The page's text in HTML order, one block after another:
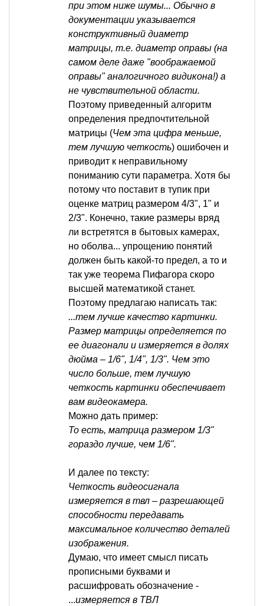
при этом ниже шумы... Обычно в
документации указывается
конструктивный диаметр
матрицы, т.е. диаметр оправы (на
самом деле даже "воображаемой
оправы" аналогичного видикона!) а
не чувствительной области.
Поэтому приведенный алгоритм
определения предпочтительной
матрицы (Чем эта цифра меньше,
тем лучшую четкость) ошибочен и
приводит к неправильному
пониманию сути параметра. Хотя бы
потому что поставит в тупик при
оценке матриц размером 4/3", 1" и
2/3". Конечно, такие размеры вряд
ли встретятся в бытовых камерах,
но оболва... упрощению понятий
должен быть какой-то предел, а то и
так уже теорема Пифагора скоро
высшей математикой станет.
Поэтому предлагаю написать так:
...тем лучше качество картинки.
Размер матрицы определяется по
ее диагонали и измеряется в долях
дюйма – 1/6", 1/4", 1/3". Чем это
число больше, тем лучшую
четкость картинки обеспечивает
вам видеокамера.
Можно дать пример:
То есть, матрица размером 1/3"
гораздо лучше, чем 1/6".
И далее по тексту:
Четкость видеосигнала
измеряется в твл – разрешающей
способности передавать
максимальное количество деталей
изображения.
Думаю, что имеет смысл писать
прописными буквами и
расшифровать обозначение -
...измеряется в ТВЛ